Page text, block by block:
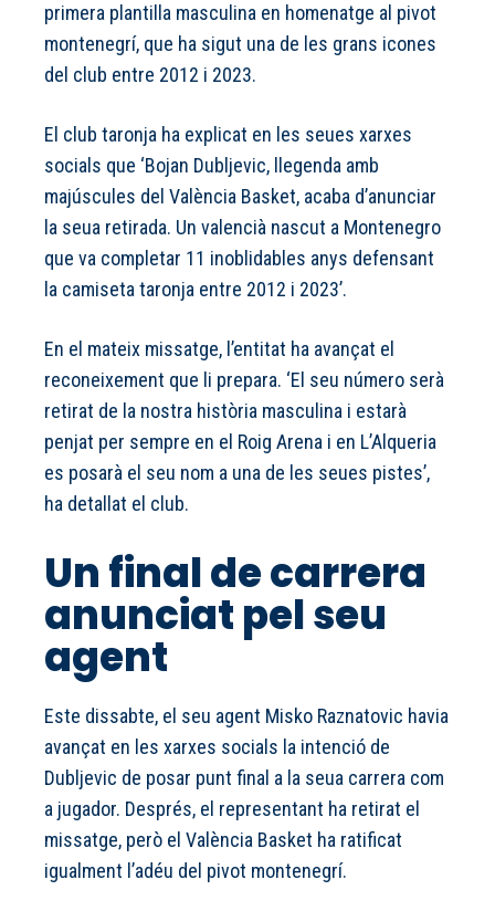
primera plantilla masculina en homenatge al pivot
montenegrí, que ha sigut una de les grans icones
del club entre 2012 i 2023.
El club taronja ha explicat en les seues xarxes
socials que ‘Bojan Dubljevic, llegenda amb
majúscules del València Basket, acaba d’anunciar
la seua retirada. Un valencià nascut a Montenegro
que va completar 11 inoblidables anys defensant
la camiseta taronja entre 2012 i 2023’.
En el mateix missatge, l’entitat ha avançat el
reconeixement que li prepara. ‘El seu número serà
retirat de la nostra història masculina i estarà
penjat per sempre en el Roig Arena i en L’Alqueria
es posarà el seu nom a una de les seues pistes’,
ha detallat el club.
Un final de carrera
anunciat pel seu
agent
Este dissabte, el seu agent Misko Raznatovic havia
avançat en les xarxes socials la intenció de
Dubljevic de posar punt final a la seua carrera com
a jugador. Després, el representant ha retirat el
missatge, però el València Basket ha ratificat
igualment l’adéu del pivot montenegrí.